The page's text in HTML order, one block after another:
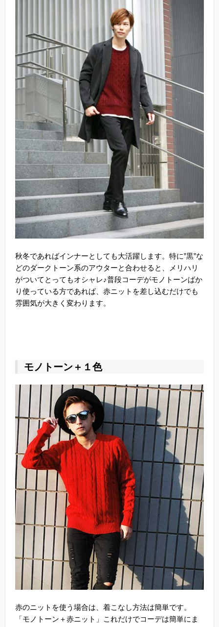
秋冬であればインナーとしても大活躍します。特に”黒”な
どのダークトーン系のアウターと合わせると、メリハリ
がついてとってもオシャレ♪普段コーデがモノトーンばか
り使っている方であれば、赤ニットを差し込むだけでも
雰囲気が大きく変わります。
モノトーン＋１色
赤のニットを使う場合は、着こなし方法は簡単です。
「モノトーン＋赤ニット」これだけでコーデは簡単にま